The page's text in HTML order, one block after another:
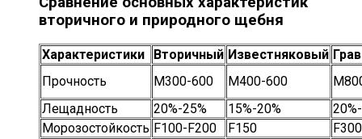
вторичного и природного щебня
Характеристики Вторичный Известняковый
Прочность
М300-600 М400-600
Лещадность
20%-25% 15%-20%
Морозостойкость F100-F200 F150
F300